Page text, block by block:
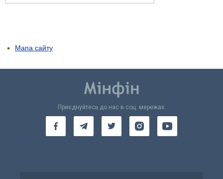
Мапа сайту
Приєднуйтесь до нас в соц. мережах: